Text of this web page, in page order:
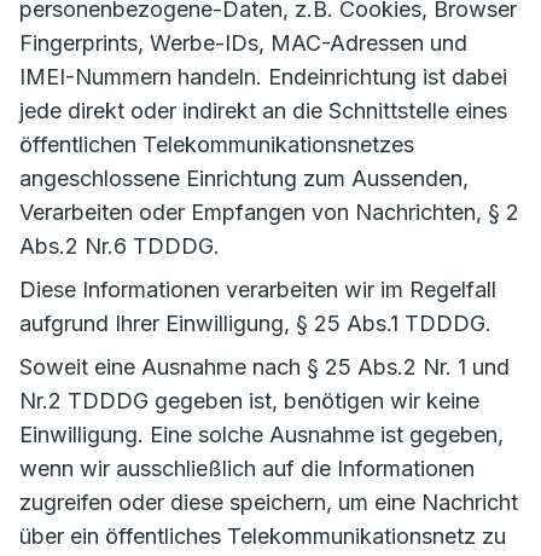
personenbezogene-Daten, z.B. Cookies, Browser
Fingerprints, Werbe-IDs, MAC-Adressen und
IMEI-Nummern handeln. Endeinrichtung ist dabei
jede direkt oder indirekt an die Schnittstelle eines
öffentlichen Telekommunikationsnetzes
angeschlossene Einrichtung zum Aussenden,
Verarbeiten oder Empfangen von Nachrichten, § 2
Abs.2 Nr.6 TDDDG.
Diese Informationen verarbeiten wir im Regelfall
aufgrund Ihrer Einwilligung, § 25 Abs.1 TDDDG.
Soweit eine Ausnahme nach § 25 Abs.2 Nr. 1 und
Nr.2 TDDDG gegeben ist, benötigen wir keine
Einwilligung. Eine solche Ausnahme ist gegeben,
wenn wir ausschließlich auf die Informationen
zugreifen oder diese speichern, um eine Nachricht
über ein öffentliches Telekommunikationsnetz zu